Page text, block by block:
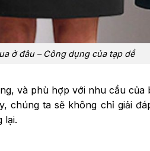
ở đâu – Công dụng của tạp dề
và phù hợp với nhu cầu
chúng ta sẽ không chỉ giải
lại.